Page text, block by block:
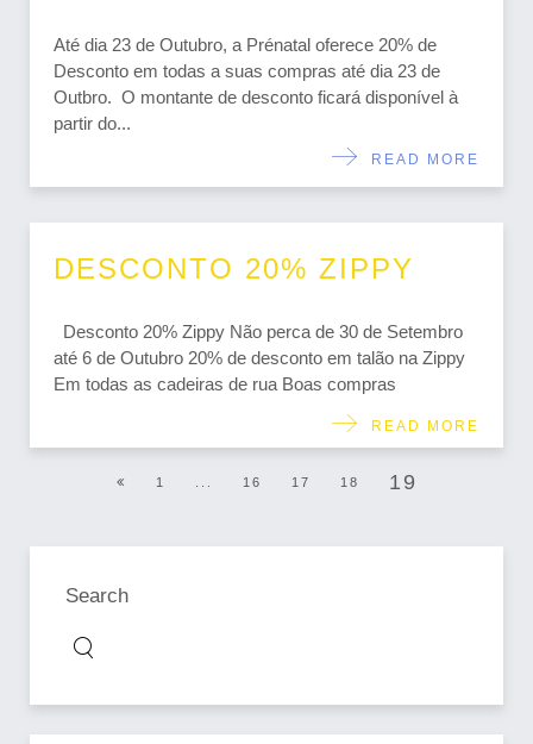
Até dia 23 de Outubro, a Prénatal oferece 20% de
Desconto em todas a suas compras até dia 23 de
Outbro. O montante de desconto ficará disponível à
partir do...
READ MORE
DESCONTO 20% ZIPPY
Desconto 20% Zippy Não perca de 30 de Setembro
até 6 de Outubro 20% de desconto em talão na Zippy
Em todas as cadeiras de rua Boas compras
READ MORE
1 16 17 18 19
Search